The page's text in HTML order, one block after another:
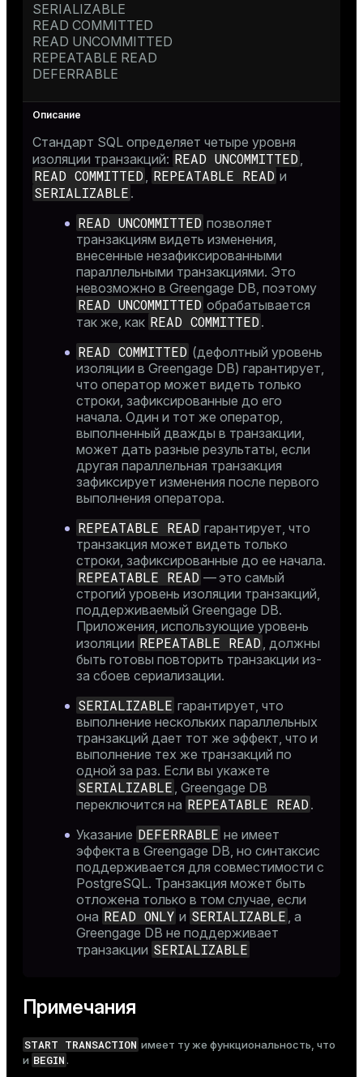
SERIALIZABLE
READ COMMITTED
READ UNCOMMITTED
REPEATABLE READ
DEFERRABLE
Стандарт SQL определяет четыре уровня
изоляции транзакций: READ UNCOMMITTED,
READ COMMITTED, REPEATABLE READ и
SERIALIZABLE .
READ UNCOMMITTED позволяет
транзакциям видеть изменения,
внесенные незафиксированными
параллельными транзакциями. Это
невозможно в Greengage DB, поэтому
READ UNCOMMITTED обрабатывается
так же, как READ COMMITTED.
READ COMMITTED (дефолтный уровень
изоляции в Greengage DB) гарантирует,
что оператор может видеть только
строки, зафиксированные до его
начала. Один и тот же оператор,
выполненный дважды в транзакции,
может дать разные результаты, если
другая параллельная транзакция
зафиксирует изменения после первого
выполнения оператора.
REPEATABLE READ гарантирует, что
транзакция может видеть только
строки, зафиксированные до ее начала.
REPEATABLE READ — это самый
строгий уровень изоляции транзакций,
поддерживаемый Greengage DB.
Приложения, использующие уровень
изоляции REPEATABLE READ, должны
быть готовы повторить транзакции из-
за сбоев сериализации.
SERIALIZABLE гарантирует, что
выполнение нескольких параллельных
транзакций дает тот же эффект, что и
выполнение тех же транзакций по
одной за раз. Если вы укажете
SERIALIZABLE , Greengage DB
переключится на REPEATABLE READ.
Указание DEFERRABLE не имеет
эффекта в Greengage DB, но синтаксис
поддерживается для совместимости с
PostgreSQL. Транзакция может быть
отложена только в том случае, если
она READ ONLY и SERIALIZABLE , а
Greengage DB не поддерживает
транзакции SERIALIZABLE
Примечания
START TRANSACTION имеет ту же функциональность, что
и BEGIN .